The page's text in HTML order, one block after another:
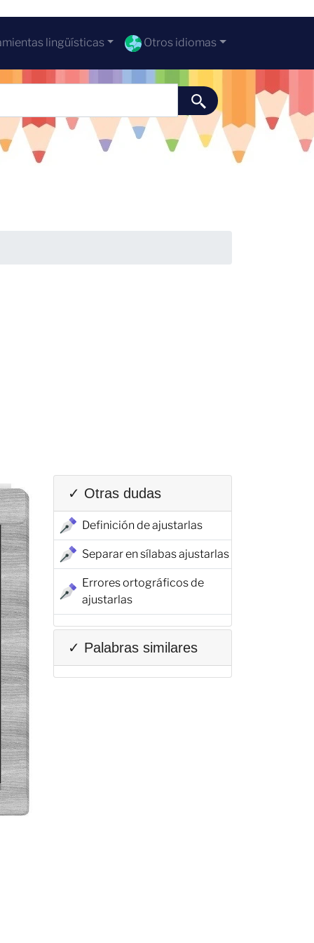
lingüísticas Otros idiomas
✓ Otras dudas
Definición de ajustarlas
Separar en sílabas ajustarlas
Errores ortográficos de
ajustarlas
✓ Palabras similares